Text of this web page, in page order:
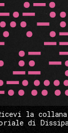
la collana
di